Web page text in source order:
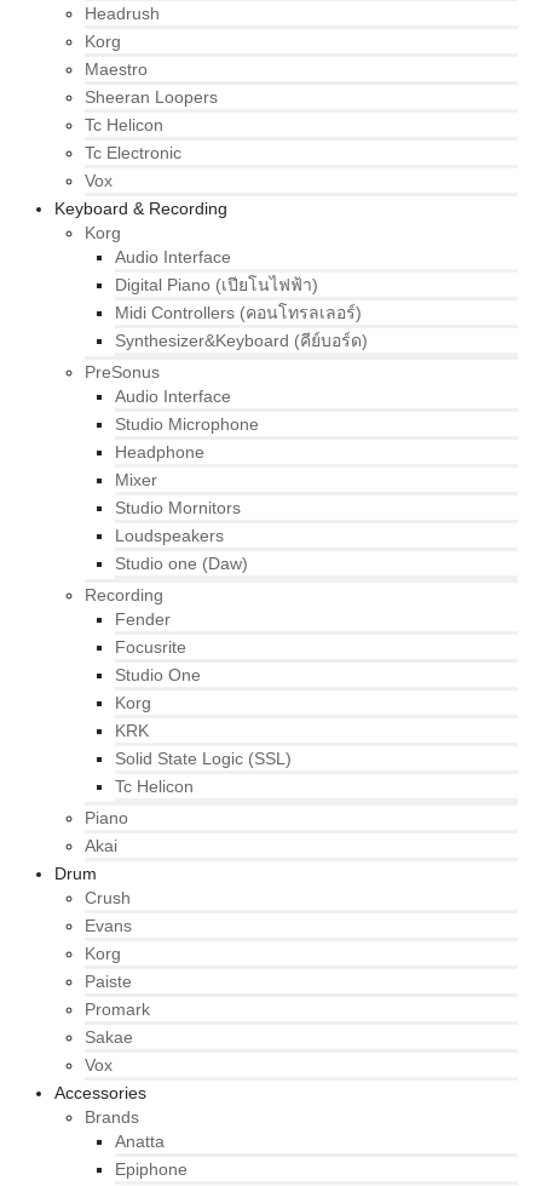
Headrush
Korg
Maestro
Sheeran Loopers
Tc Helicon
Tc Electronic
Vox
Keyboard & Recording
Korg
Audio Interface
Digital Piano (เปียโนไฟฟ้า)
Midi Controllers (คอนโทรลเลอร์)
Synthesizer&Keyboard (คีย์บอร์ด)
PreSonus
Audio Interface
Studio Microphone
Headphone
Mixer
Studio Mornitors
Loudspeakers
Studio one (Daw)
Recording
Fender
Focusrite
Studio One
Korg
KRK
Solid State Logic (SSL)
Tc Helicon
Piano
Akai
Drum
Crush
Evans
Korg
Paiste
Promark
Sakae
Vox
Accessories
Brands
Anatta
Epiphone